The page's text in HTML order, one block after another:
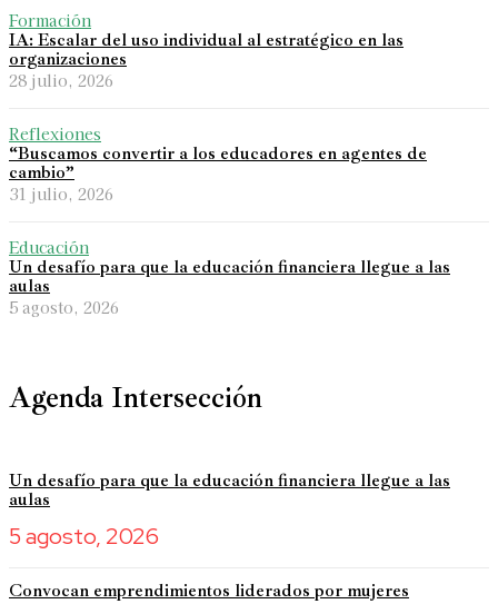
Formación
IA: Escalar del uso individual al estratégico en las
organizaciones
28 julio, 2026
Reflexiones
“Buscamos convertir a los educadores en agentes de
cambio”
31 julio, 2026
Educación
Un desafío para que la educación financiera llegue a las
aulas
5 agosto, 2026
Agenda Intersección
Un desafío para que la educación financiera llegue a las
aulas
5 agosto, 2026
Convocan emprendimientos liderados por mujeres